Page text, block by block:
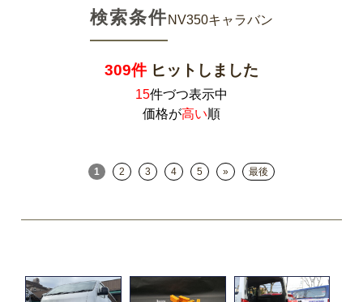
検索条件NV350キャラバン
309件ヒットしました
15件づつ表示中
価格が高い順
1 2 3 4 5 » 最後